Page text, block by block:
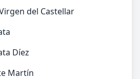
del Castellar
Díez
Martín